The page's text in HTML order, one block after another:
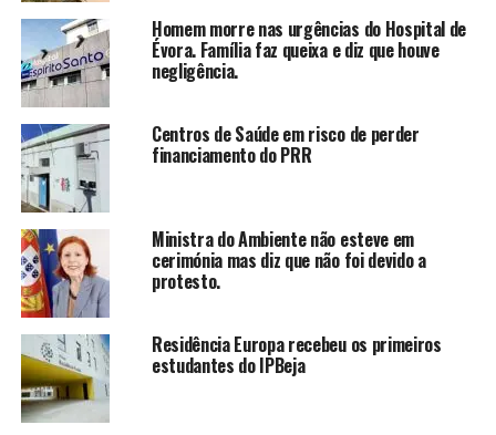
Homem morre nas urgências do Hospital de
Évora. Família faz queixa e diz que houve
negligência.
Centros de Saúde em risco de perder
financiamento do PRR
Ministra do Ambiente não esteve em
cerimónia mas diz que não foi devido a
protesto.
Residência Europa recebeu os primeiros
estudantes do IPBeja